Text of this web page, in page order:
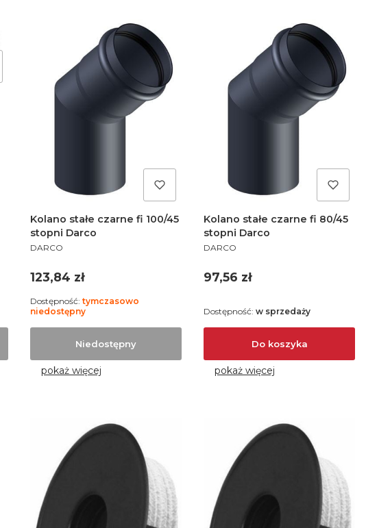
Kolano stałe czarne fi 100/45
stopni Darco
PRODUCENT
DARCO
Cena
123,84 zł
Niedostępny
Dostępność: tymczasowo
niedostępny
pokaż więcej
Kolano stałe czarne fi 80/45
stopni Darco
PRODUCENT
DARCO
Cena
97,56 zł
Do koszyka
Dostępność: w sprzedaży
pokaż więcej